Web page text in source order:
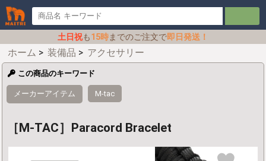
土日祝も15時までのご注文で即日発送！
ホーム > 装備品 > アクセサリー
この商品のキーワード
メーカーアイテム M-tac
［M-TAC］Paracord Bracelet